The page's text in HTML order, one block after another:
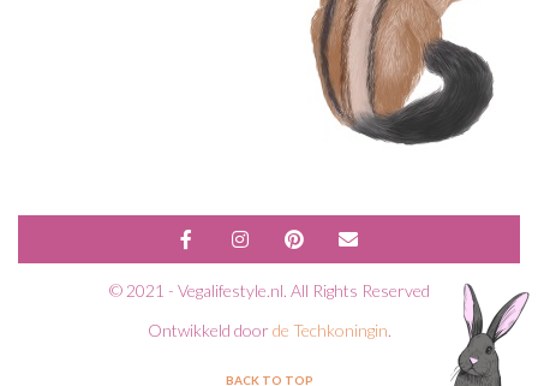
© 2021 - Vegalifestyle.nl. All Rights Reserved
Ontwikkeld door de Techkoningin.
BACK TO TOP